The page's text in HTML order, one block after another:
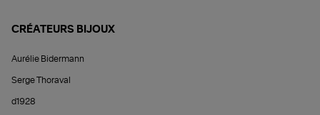
CRÉATEURS BIJOUX
Aurélie Bidermann
Serge Thoraval
d1928